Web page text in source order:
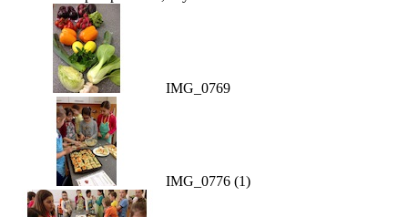
IMG_0769
IMG_0776 (1)